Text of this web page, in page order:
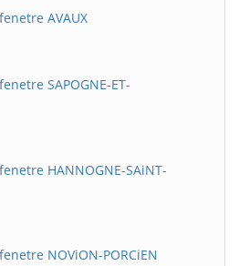
AVAUX
SAPOGNE-ET-
HANNOGNE-SAiNT-
NOViON-PORCiEN